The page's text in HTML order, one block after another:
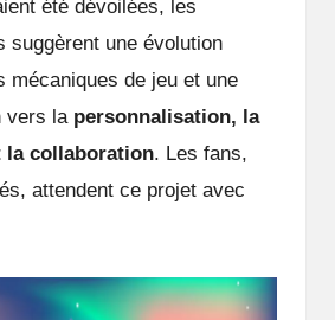
été dévoilées, les
suggèrent une évolution
mécaniques de jeu et une
vers la personnalisation, la
la collaboration. Les fans,
attendent ce projet avec